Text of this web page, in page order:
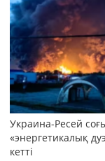
Украина-Ресей
«энергетикалық
кетті